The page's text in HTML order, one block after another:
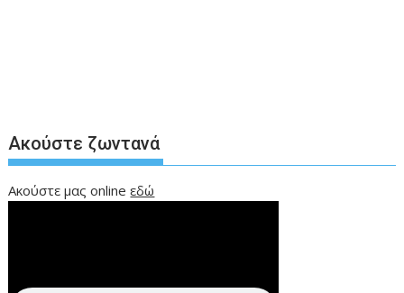
Ακούστε ζωντανά
Ακούστε μας onlineεδώ